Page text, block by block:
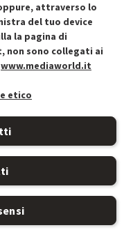
dal contratto qui
attraverso lo
del tuo device
la pagina di
non sono collegati ai
www.mediaworld.it
etico